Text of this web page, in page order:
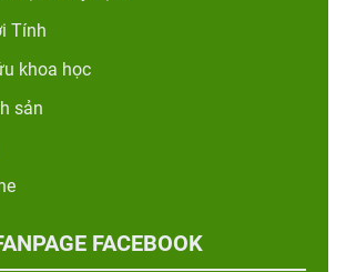
Tính
khoa học
sản
FACEBOOK